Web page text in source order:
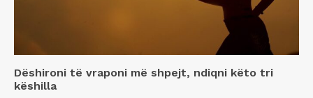
Dëshironi të vraponi më shpejt, ndiqni këto tri
këshilla